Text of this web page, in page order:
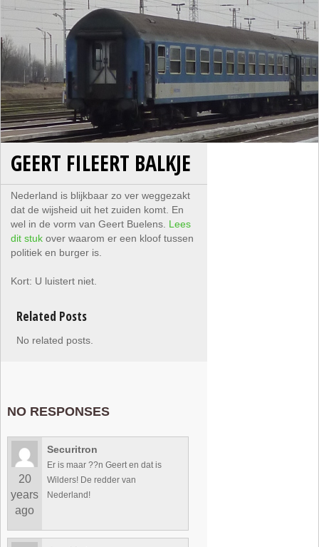
GEERT FILEERT BALKJE
Nederland is blijkbaar zo ver weggezakt
dat de wijsheid uit het zuiden komt. En
wel in de vorm van Geert Buelens. Lees
dit stuk over waarom er een kloof tussen
politiek en burger is.
Kort: U luistert niet.
Related Posts
No related posts.
NO RESPONSES
20
years
ago
Securitron
Er is maar ??n Geert en dat is
Wilders! De redder van
Nederland!